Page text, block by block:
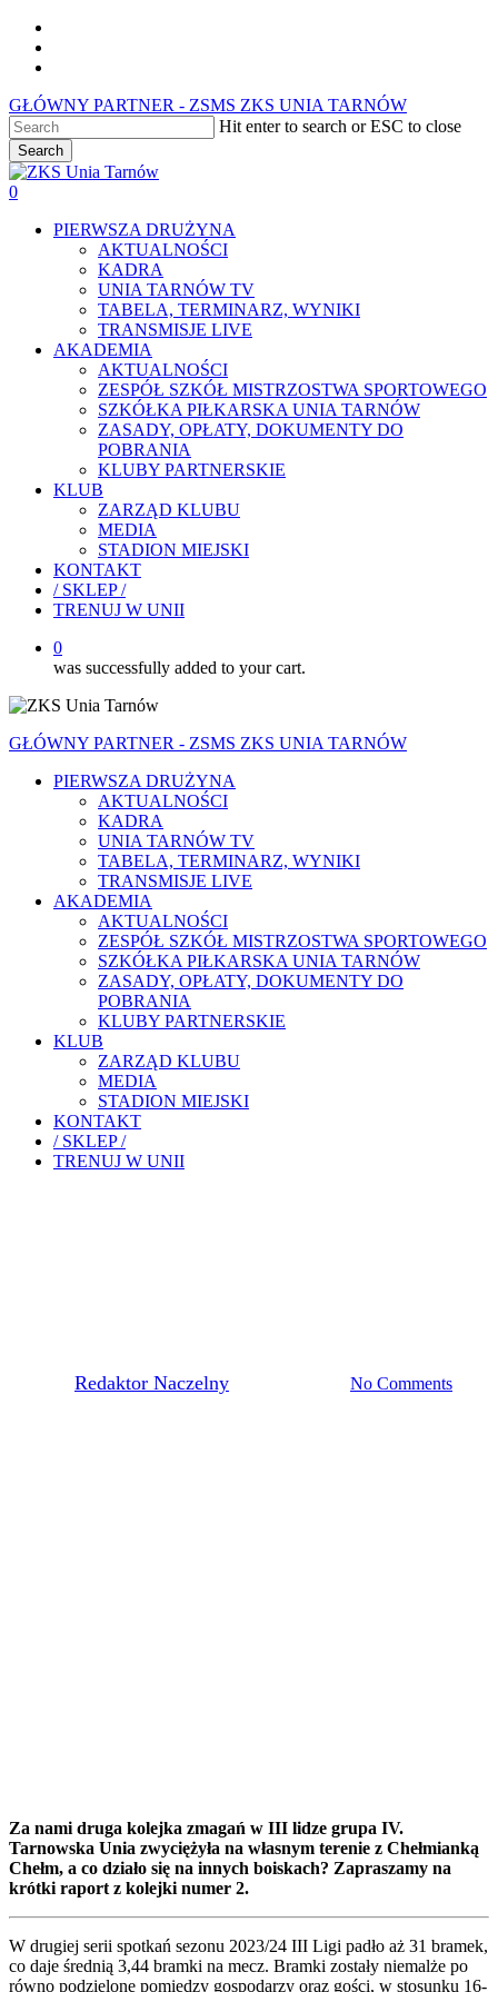
Skip
main
GŁÓWNY PARTNER - ZSMS ZKS UNIA TARNÓW
Hit enter to search or ESC to close
Search
Close
Search
0
PIERWSZA DRUŻYNA
AKTUALNOŚCI
KADRA
UNIA TARNÓW TV
TABELA, TERMINARZ, WYNIKI
TRANSMISJE LIVE
AKADEMIA
AKTUALNOŚCI
ZESPÓŁ SZKÓŁ MISTRZOSTWA SPORTOWEGO
SZKÓŁKA PIŁKARSKA UNIA TARNÓW
ZASADY, OPŁATY, DOKUMENTY DO
POBRANIA
KLUBY PARTNERSKIE
KLUB
ZARZĄD KLUBU
MEDIA
STADION MIEJSKI
KONTAKT
/ SKLEP /
TRENUJ W UNII
0
was successfully added to your cart.
GŁÓWNY PARTNER - ZSMS ZKS UNIA TARNÓW
PIERWSZA DRUŻYNA
AKTUALNOŚCI
KADRA
UNIA TARNÓW TV
TABELA, TERMINARZ, WYNIKI
TRANSMISJE LIVE
AKADEMIA
AKTUALNOŚCI
ZESPÓŁ SZKÓŁ MISTRZOSTWA SPORTOWEGO
SZKÓŁKA PIŁKARSKA UNIA TARNÓW
ZASADY, OPŁATY, DOKUMENTY DO
POBRANIA
KLUBY PARTNERSKIE
KLUB
ZARZĄD KLUBU
MEDIA
STADION MIEJSKI
KONTAKT
/ SKLEP /
TRENUJ W UNII
Redaktor Naczelny No Comments
Za nami druga kolejka zmagań w III lidze grupa IV.
Tarnowska Unia zwyciężyła na własnym terenie z Chełmianką
Chełm, a co działo się na innych boiskach? Zapraszamy na
krótki raport z kolejki numer 2.
W drugiej serii spotkań sezonu 2023/24 III Ligi padło aż 31 bramek,
co daje średnią 3,44 bramki na mecz. Bramki zostały niemalże po
równo podzielone pomiędzy gospodarzy oraz gości, w stosunku 16-